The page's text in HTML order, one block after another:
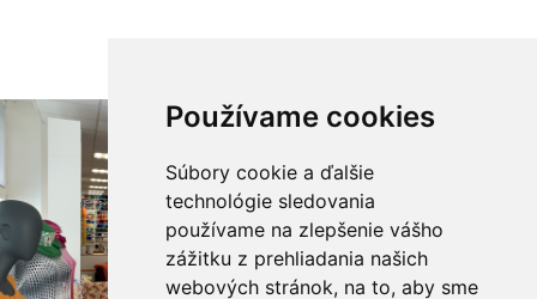
Používame cookies
Súbory cookie a ďalšie
technológie sledovania
používame na zlepšenie vášho
zážitku z prehliadania našich
webových stránok, na to, aby sme